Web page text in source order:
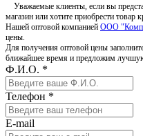
Уважаемые клиенты, если вы
магазин или хотите приобрести товар
Нашей оптовой компанией ООО
цены.
Для получения оптовой цены
ближайшее время и предложим
Ф.И.О. *
Телефон *
E-mail